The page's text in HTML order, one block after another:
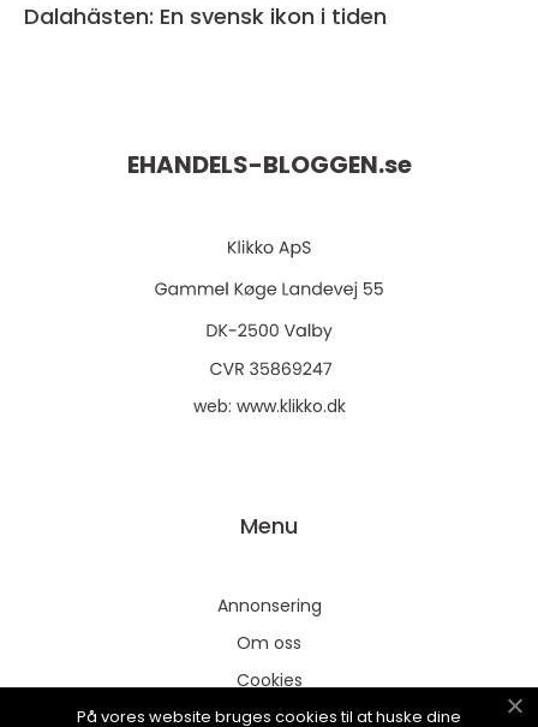
Dalahästen: En svensk ikon i tiden
EHANDELS-BLOGGEN.se
web: www.klikko.dk
Menu
Annonsering
Om oss
Cookies
Kontakta oss
På vores website bruges cookies til at huske dine